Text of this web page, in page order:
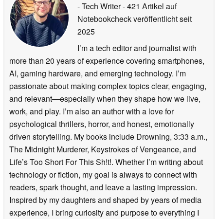
- Tech Writer- 421 Artikel auf
Notebookcheck veröffentlichtseit
2025
I’m a tech editor and journalist with
more than 20 years of experience covering smartphones,
AI, gaming hardware, and emerging technology. I’m
passionate about making complex topics clear, engaging,
and relevant—especially when they shape how we live,
work, and play. I’m also an author with a love for
psychological thrillers, horror, and honest, emotionally
driven storytelling. My books include Drowning, 3:33 a.m.,
The Midnight Murderer, Keystrokes of Vengeance, and
Life’s Too Short For This Sh!t!. Whether I’m writing about
technology or fiction, my goal is always to connect with
readers, spark thought, and leave a lasting impression.
Inspired by my daughters and shaped by years of media
experience, I bring curiosity and purpose to everything I